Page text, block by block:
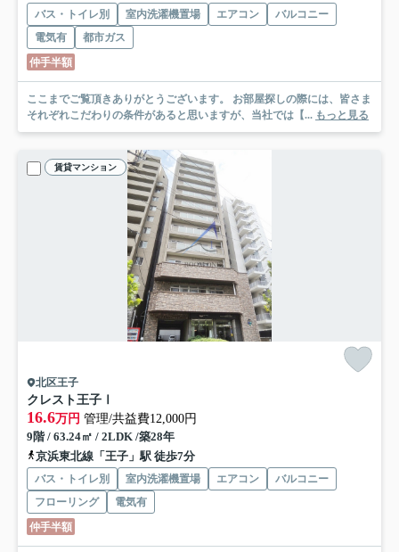
バス・トイレ別 室内洗濯機置場 エアコン
バルコニー
電気有
都市ガス
仲手半額
ここまでご覧頂きありがとうございます。 お部屋探しの際には、皆さま
それぞれこだわりの条件があると思いますが、当社では【... もっと見る
賃貸マンション
北区王子
クレスト王子Ⅰ
16.6万円 管理/共益費12,000円
9階 / 63.24㎡ / 2LDK /築28年
京浜東北線「王子」駅 徒歩7分
バス・トイレ別 室内洗濯機置場 エアコン
バルコニー
フローリング
電気有
仲手半額